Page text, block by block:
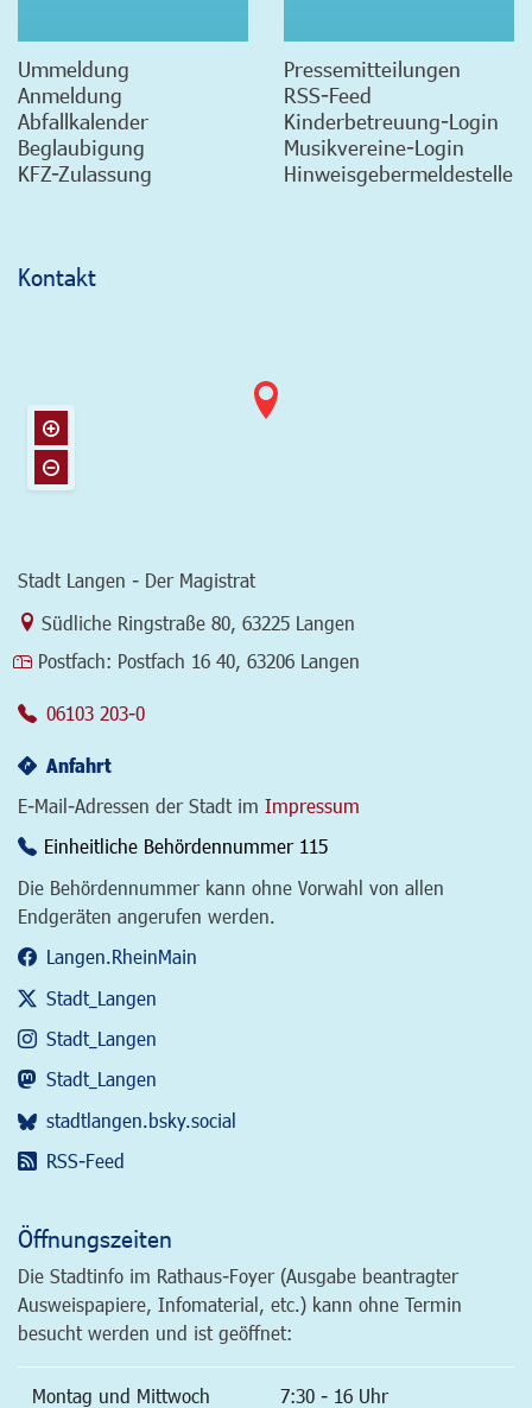
Ummeldung
Anmeldung
Abfallkalender
Beglaubigung
KFZ-Zulassung
Pressemitteilungen
RSS-Feed
Kinderbetreuung-Login
Musikvereine-Login
Hinweisgebermeldestelle
Kontakt
Stadt Langen - Der Magistrat
Link zur Google-Maps Navigation
Südliche Ringstraße 80 63225 Langen
Postfach: Postfach 16 40, 63206 Langen
06103 203-0
Anfahrt
E-Mail-Adressen der Stadt im Impressum
Einheitliche Behördennummer 115
Die Behördennummer kann ohne Vorwahl von allen
Endgeräten angerufen werden.
Langen.RheinMain
Stadt_Langen
Stadt_Langen
Stadt_Langen
stadtlangen.bsky.social
RSS-Feed
Öffnungszeiten
Die Stadtinfo im Rathaus-Foyer (Ausgabe beantragter
Ausweispapiere, Infomaterial, etc.) kann ohne Termin
besucht werden und ist geöffnet:
Montag und Mittwoch 7:30 - 16 Uhr